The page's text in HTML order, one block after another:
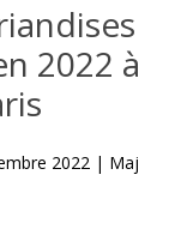
2022 à
2022 | Maj